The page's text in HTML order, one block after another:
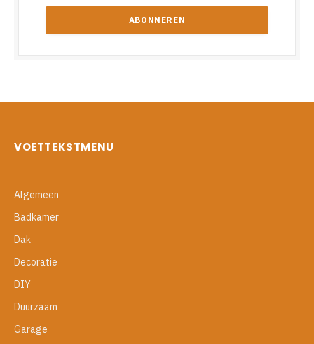
VOETTEKSTMENU
Algemeen
Badkamer
Dak
Decoratie
DIY
Duurzaam
Garage